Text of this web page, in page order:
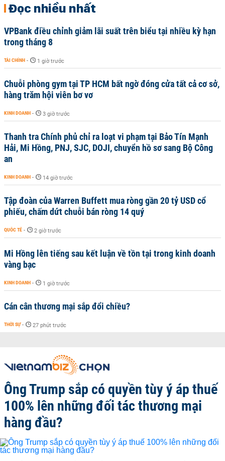
Đọc nhiều nhất
VPBank điều chỉnh giảm lãi suất trên biểu tại nhiều kỳ hạn
trong tháng 8
TÀI CHÍNH - 1 giờ trước
Chuỗi phòng gym tại TP HCM bất ngờ đóng cửa tất cả cơ sở,
hàng trăm hội viên bơ vơ
KINH DOANH - 3 giờ trước
Thanh tra Chính phủ chỉ ra loạt vi phạm tại Bảo Tín Mạnh
Hải, Mi Hồng, PNJ, SJC, DOJI, chuyển hồ sơ sang Bộ Công
an
KINH DOANH - 14 giờ trước
Tập đoàn của Warren Buffett mua ròng gần 20 tỷ USD cổ
phiếu, chấm dứt chuỗi bán ròng 14 quý
QUỐC TẾ - 2 giờ trước
Mi Hồng lên tiếng sau kết luận về tồn tại trong kinh doanh
vàng bạc
KINH DOANH - 1 giờ trước
Cán cân thương mại sắp đổi chiều?
THỜI SỰ - 27 phút trước
Ông Trump sắp có quyền tùy ý áp thuế
100% lên những đối tác thương mại
hàng đầu?